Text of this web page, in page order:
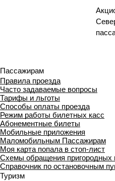
Пассажирам
Правила проезда
Часто задаваемые вопросы
Тарифы и льготы
Способы оплаты проезда
Режим работы билетных касс
Абонементные билеты
Мобильные приложения
Маломобильным Пассажирам
Моя карта попала в стоп-лист
Cхемы обращения пригородных
Справочник по остановочным
Туризм